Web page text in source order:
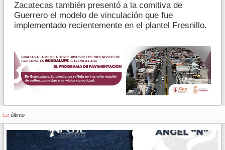
Zacatecas también presentó a la comitiva de
Guerrero el modelo de vinculación que fue
implementado recientemente en el plantel Fresnillo.
Lo último